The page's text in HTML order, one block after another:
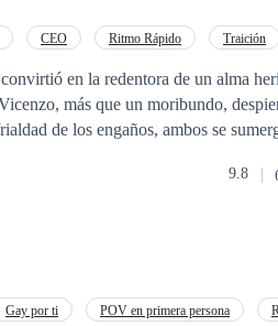
CEO Ritmo Rápido Traición
en la redentora de un alma
más que un moribundo,
a la seducción de un mafioso
9.8
Gay por ti POV en primera persona